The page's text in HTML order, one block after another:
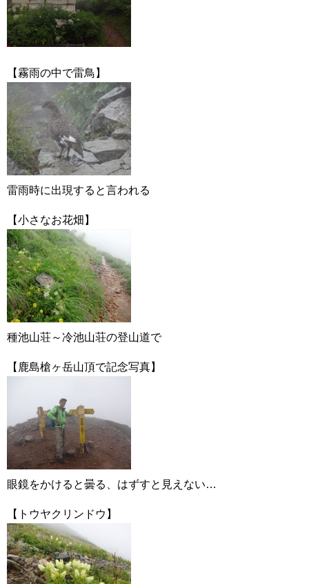
【霧雨の中で雷鳥】
雷雨時に出現すると言われる
【小さなお花畑】
種池山荘～冷池山荘の登山道で
【鹿島槍ヶ岳山頂で記念写真】
眼鏡をかけると曇る、はずすと見えない…
【トウヤクリンドウ】